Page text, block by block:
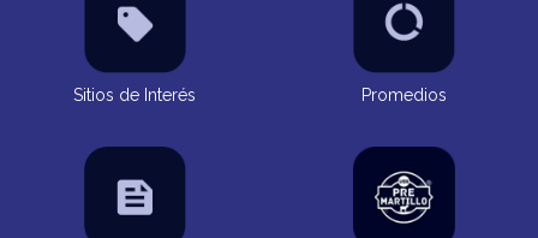
Sitios de Interés Promedios